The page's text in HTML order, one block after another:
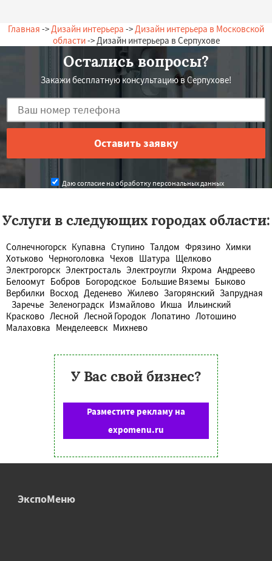
Главная -> Дизайн интерьера -> Дизайн интерьера в Московской
области-> Дизайн интерьера в Серпухове
Остались вопросы?
Закажи бесплатную консультацию в Серпухове!
Даю согласие на обработку персональных данных
Услуги в следующих городах области:
Солнечногорск Купавна Ступино Талдом Фрязино Химки
Хотьково Черноголовка Чехов Шатура Щелково
Электрогорск Электросталь Электроугли Яхрома Андреево
Белоомут Бобров Богородское Большие Вяземы Быково
Вербилки Восход Деденево Жилево Загорянский Запрудная
Заречье Зеленоградск Измайлово Икша Ильинский
Красково Лесной Лесной Городок Лопатино Лотошино
Малаховка Менделеевск Михнево
У Вас свой бизнес?
Разместите рекламу на
expomenu.ru
ЭкспоМеню